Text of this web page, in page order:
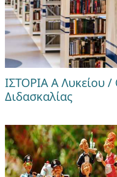
ΙΣΤΟΡΙΑ Α Λυκείου /
Διδασκαλίας